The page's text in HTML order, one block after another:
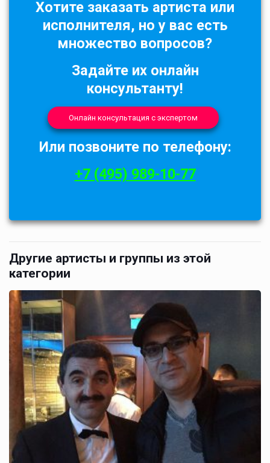
Хотите заказать артиста или
исполнителя, но у вас есть
множество вопросов?
Задайте их онлайн
консультанту!
Онлайн консультация с экспертом
Или позвоните по телефону:
+7 (495) 989-10-77
Другие артисты и группы из этой
категории